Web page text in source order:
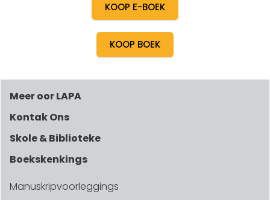
KOOP E-BOEK
KOOP BOEK
Meer oor LAPA
Kontak Ons
Skole & Biblioteke
Boekskenkings
Manuskripvoorleggings